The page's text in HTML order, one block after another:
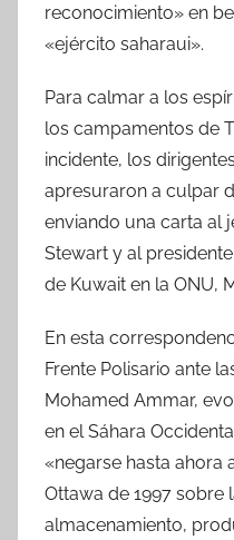
reconocimiento» en
«ejército saharaui».
Para calmar a los
los campamentos de
incidente, los
apresuraron a culpar
enviando una carta al
Stewart y al
de Kuwait en la ONU,
En esta
Frente Polisario ante
Mohamed Ammar,
en el Sáhara
«negarse hasta ahora
Ottawa de 1997 sobre
almacenamiento,